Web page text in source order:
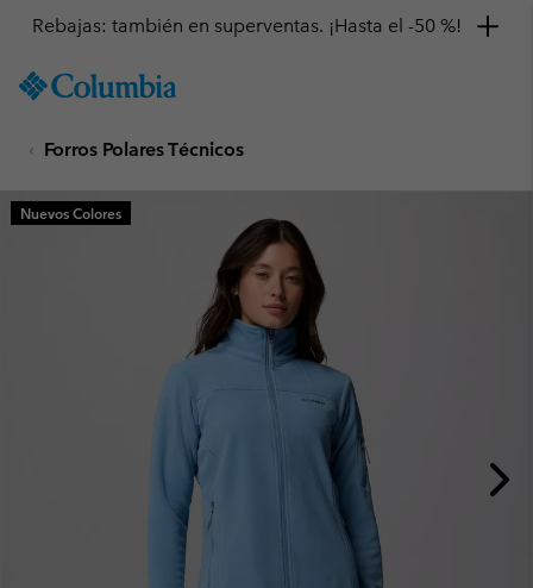
TO
SKIP
MAIN
NAV
Rebajas: también en superventas. ¡Hasta el -50 %!
Forros Polares Técnicos
Nuevos Colores